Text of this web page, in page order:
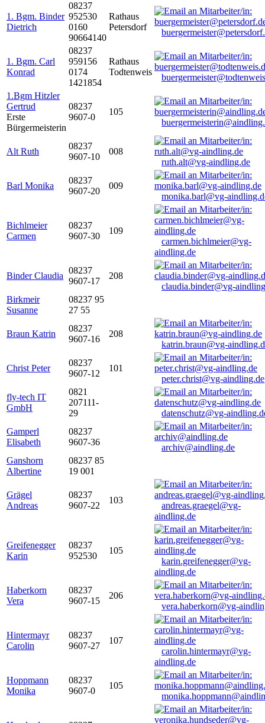
1. Bgm. Binder
Dietrich
08237
952530
0160
90664140
Rathaus
Petersdorf
1. Bgm. Carl
Konrad
08237
959156
0174
1421854
Rathaus
Todtenweis
1.Bgm Hitzler
Gertrud
Erste
Bürgermeisterin
08237
9607-0
105
Alt Ruth
08237
9607-10
008
ruth.alt@vg-aindling.de
Barl Monika
08237
9607-20
009
monika.barl@vg-
Bichlmeier
Carmen
08237
9607-30
109
carmen.bichlmeier@vg-
aindling.de
Binder Claudia
08237
9607-17
208
claudia.binder@vg-
Birkmeir
Susanne
08237 95
27 55
Braun Katrin
08237
9607-16
208
katrin.braun@vg-
Christ Peter
08237
9607-12
101
peter.christ@vg-aindling.de
fly-tech IT
GmbH
0821
207111-
29
datenschutz@vg-
Gamperl
Elisabeth
08237
9607-36
archiv@aindling.de
Ganshorn
Albertine
08237 85
19 001
Grägel
Andreas
08237
9607-22
103
andreas.graegel@vg-
aindling.de
Greifenegger
Karin
08237
952530
105
karin.greifenegger@vg-
aindling.de
Haberkorn
Vera
08237
9607-15
206
vera.haberkorn@vg-
Hintermayr
Carolin
08237
9607-27
107
carolin.hintermayr@vg-
aindling.de
Hoppmann
Monika
08237
9607-0
105